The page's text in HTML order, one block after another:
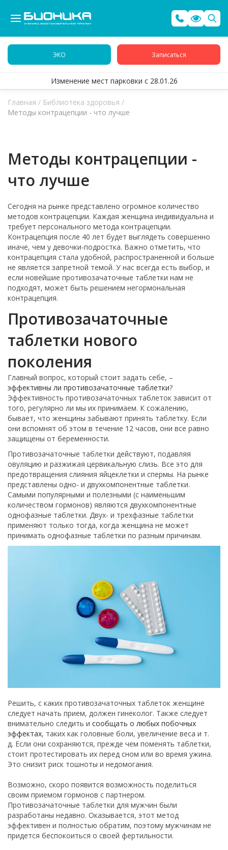
ЭКО Записаться
Изменение мест парковки с 28.01.26
Главная / Библиотека здоровья /
Методы контрацепции - что лучше
Методы контрацепции -
что лучше
Сегодня на рынке представлено огромное количество
методов контрацепции. Каждая женщина индивидуальна и
требует персонального метода контрацепции.
Контрацепция после 40 лет будет выглядеть совершенно
иначе, чем у девочки-подростка. Важно отметить, что
контрацепция стала удобной, распространенной и больше
не является запретной темой. У нас всегда есть выбор, и
если новейшие противозачаточные таблетки нам не
подходят, может быть решением негормональная
контрацепция.
Противозачаточные
таблетки нового
поколения
Главный вопрос, который стоит задать себе, –
эффективны ли противозачаточные таблетки?
Эффективность противозачаточных таблеток зависит от
того, регулярно ли мы их принимаем. К сожалению,
бывает, что женщины забывают принять таблетку. Если
они вспомнят об этом в течение 12 часов, они все равно
защищены от беременности.
Противозачаточные таблетки действуют, подавляя
овуляцию и разжижая цервикальную слизь. Все это для
предотвращения слияния яйцеклетки и спермы. На рынке
представлены одно- и двухкомпонентные таблетки.
Самыми популярными и полезными (с наименьшим
количеством гормонов) являются двухкомпонентные
однофазные таблетки. Двух- и трехфазные таблетки
применяют только тогда, когда женщина не может
принимать однофазные таблетки по разным причинам.
Решить, с каких противозачаточных таблеток женщине
следует начать прием, должен гинеколог. Также следует
внимательно следить и сообщать о любых побочных
эффектах, таких как головные боли, увеличение веса и т.
д. Если они сохраняются, прежде чем поменять таблетки,
стоит протестировать их перед сном или во время ужина.
Это снизит риск тошноты и недомогания.
Возможно, скоро появится возможность поделиться
своим приемом гормонов с партнером.
Противозачаточные таблетки для мужчин были
разработаны недавно. Оказывается, этот метод
эффективен и полностью обратим, поэтому мужчинам не
придется беспокоиться о своей фертильности.